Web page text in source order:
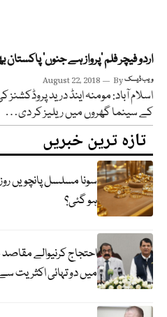
اردو فیچر فلم ’پرواز ہے جنوں‘ پاکستان
August 22, 2018 Byویب ڈیسک
اسلام آباد: مومنہ اینڈ درید پروڈکشنز
کے سینما گھروں میں ریلیز کر دی…
تازہ ترین خبریں
سونا مسلسل پانچویں
ہو گئی؟
احتجاج کرنیوالے
میں دو تہائی اکثریت سے